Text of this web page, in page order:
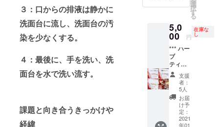
３：口からの排液は静かに
洗面台に流し、洗面台の汚
染を少なくする。
４：最後に、手を洗い、洗
面台を水で洗い流す。
課題と向き合うきっかけや
経緯
本格的
な口腔
始める
ことが
出来ま
す。
リジナ
ル原料
の
WAKI（
シコニ
ン）を
配合。
古来よ
り日本
を含む
東アジ
アで栽
培され
疾患な
どの成
アルツ
ハイ
マー、
パーキ
ンソン
病など
の神経
疾患の
危険因
子の一
つであ
りま
す。各
選
択
す
る
5,0
00 円
在庫な
し
*** ハー
ブ
ティー
3種
セット
ジル・
アマゾ
ンの奥
地で自
支援
者：
5人
お届
け予
定：
2021
年01